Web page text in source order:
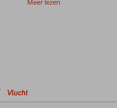
Meer lezen
Vlucht